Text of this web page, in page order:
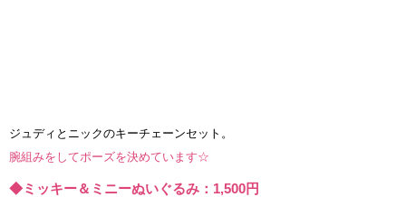
ジュディとニックのキーチェーンセット。
腕組みをしてポーズを決めています☆
◆ミッキー＆ミニーぬいぐるみ：1,500円